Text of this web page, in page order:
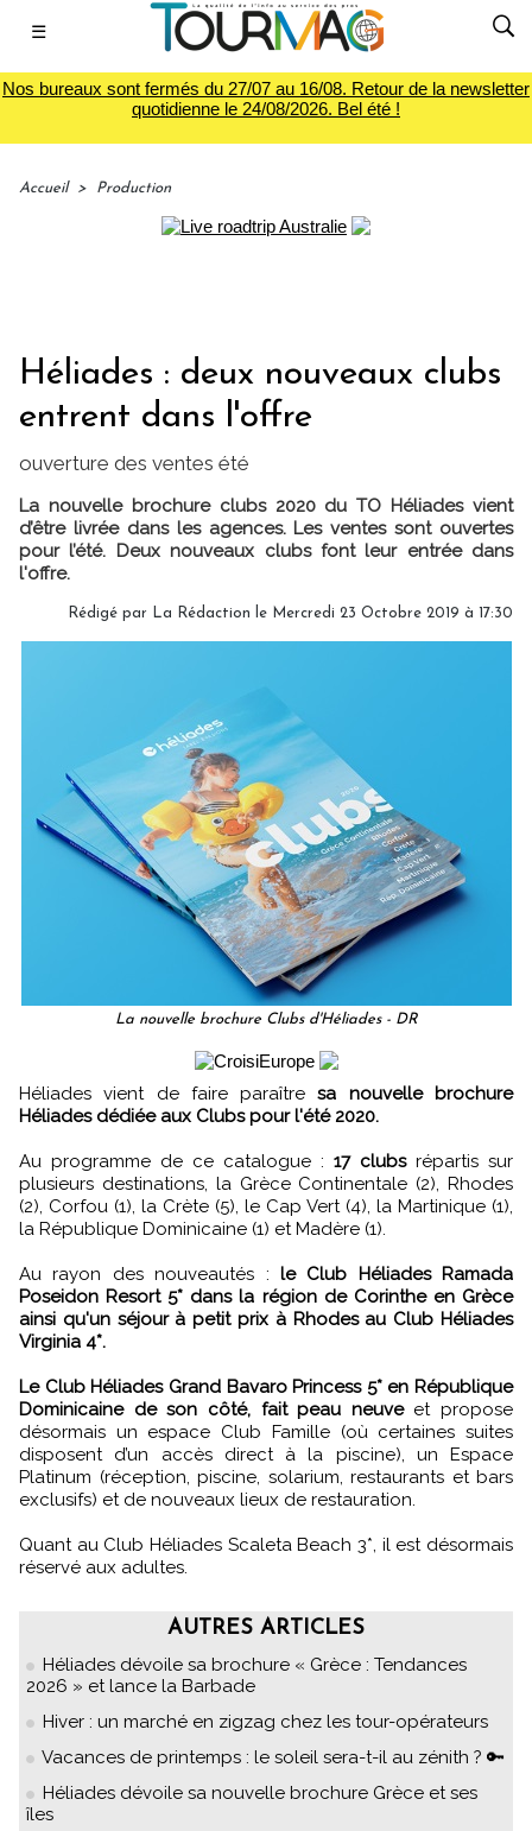
☰
Nos bureaux sont fermés du 27/07 au 16/08. Retour de la newsletter
quotidienne le 24/08/2026. Bel été !
Accueil > Production
Héliades : deux nouveaux clubs
entrent dans l'offre
ouverture des ventes été
La nouvelle brochure clubs 2020 du TO Héliades vient
d’être livrée dans les agences. Les ventes sont ouvertes
pour l’été. Deux nouveaux clubs font leur entrée dans
l'offre.
Rédigé par La Rédaction le Mercredi 23 Octobre 2019 à 17:30
La nouvelle brochure Clubs d'Héliades - DR
Héliades vient de faire paraîtresa nouvelle brochure
Héliades dédiée aux Clubs pour l'été 2020.
Au programme de ce catalogue : 17 clubsrépartis sur
plusieurs destinations, la Grèce Continentale (2), Rhodes
(2), Corfou (1), la Crète (5), le Cap Vert (4), la Martinique (1),
la République Dominicaine (1) et Madère (1).
Au rayon des nouveautés : le Club Héliades Ramada
Poseidon Resort 5* dans la région de Corinthe en Grèce
ainsi qu'un séjour à petit prix à Rhodes au Club Héliades
Virginia 4*.
Le Club Héliades Grand Bavaro Princess 5* en République
Dominicaine de son côté, fait peau neuveet propose
désormais un espace Club Famille (où certaines suites
disposent d’un accès direct à la piscine), un Espace
Platinum (réception, piscine, solarium, restaurants et bars
exclusifs) et de nouveaux lieux de restauration.
Quant au Club Héliades Scaleta Beach 3*, il est désormais
réservé aux adultes.
AUTRES ARTICLES
Héliades dévoile sa brochure « Grèce : Tendances
2026 » et lance la Barbade
Hiver : un marché en zigzag chez les tour-opérateurs
Vacances de printemps : le soleil sera-t-il au zénith ? 🔑
Héliades dévoile sa nouvelle brochure Grèce et ses
îles